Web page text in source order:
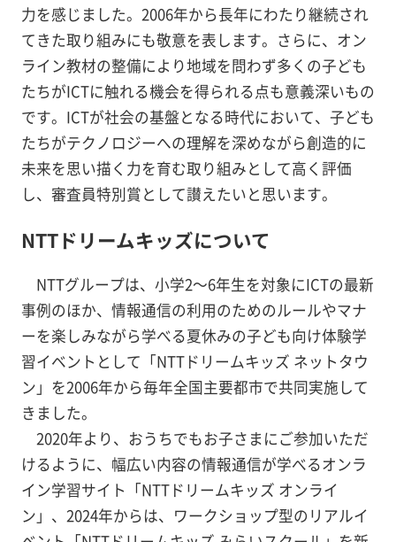
力を感じました。2006年から長年にわたり継続され
てきた取り組みにも敬意を表します。さらに、オン
ライン教材の整備により地域を問わず多くの子ども
たちがICTに触れる機会を得られる点も意義深いもの
です。ICTが社会の基盤となる時代において、子ども
たちがテクノロジーへの理解を深めながら創造的に
未来を思い描く力を育む取り組みとして高く評価
し、審査員特別賞として讃えたいと思います。
NTTドリームキッズについて
NTTグループは、小学2～6年生を対象にICTの最新
事例のほか、情報通信の利用のためのルールやマナ
ーを楽しみながら学べる夏休みの子ども向け体験学
習イベントとして「NTTドリームキッズ ネットタウ
ン」を2006年から毎年全国主要都市で共同実施して
きました。
2020年より、おうちでもお子さまにご参加いただ
けるように、幅広い内容の情報通信が学べるオンラ
イン学習サイト「NTTドリームキッズ オンライ
ン」、2024年からは、ワークショップ型のリアルイ